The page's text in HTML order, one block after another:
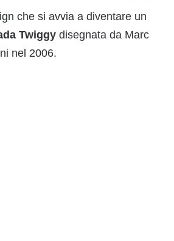
che si avvia a diventare un
Twiggy disegnata da Marc
nel 2006.